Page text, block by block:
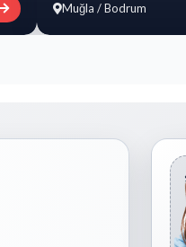
Muğla / Bodrum